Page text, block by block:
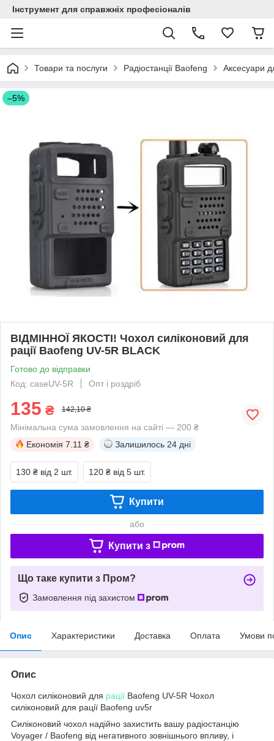
Інструмент для справжніх професіоналів
Товари та послуги Радіостанції Baofeng Аксесуари
–5%
ВІДМІННОЇ ЯКОСТІ! Чохол силіконовий для
рації Baofeng UV-5R BLACK
Готово до відправки
Код: caseUV-5R
Опт і роздріб
135 ₴ 142,10 ₴
Мінімальна сума замовлення на сайті — 200 ₴
Економія 7.11 ₴ Залишилось 24 дні
130 ₴ від 2 шт. 120 ₴ від 5 шт.
Купити
або
Купити з
Що таке купити з Пром?
Замовлення під захистом
Опис Характеристики Доставка Оплата Умови
Опис
Чохол силіконовий для рації Baofeng UV-5R Чохол
силіконовий для рації Baofeng uv5r
Силіконовий чохол надійно захистить вашу радіостанцію
Voyager / Baofeng від негативного зовнішнього впливу, і